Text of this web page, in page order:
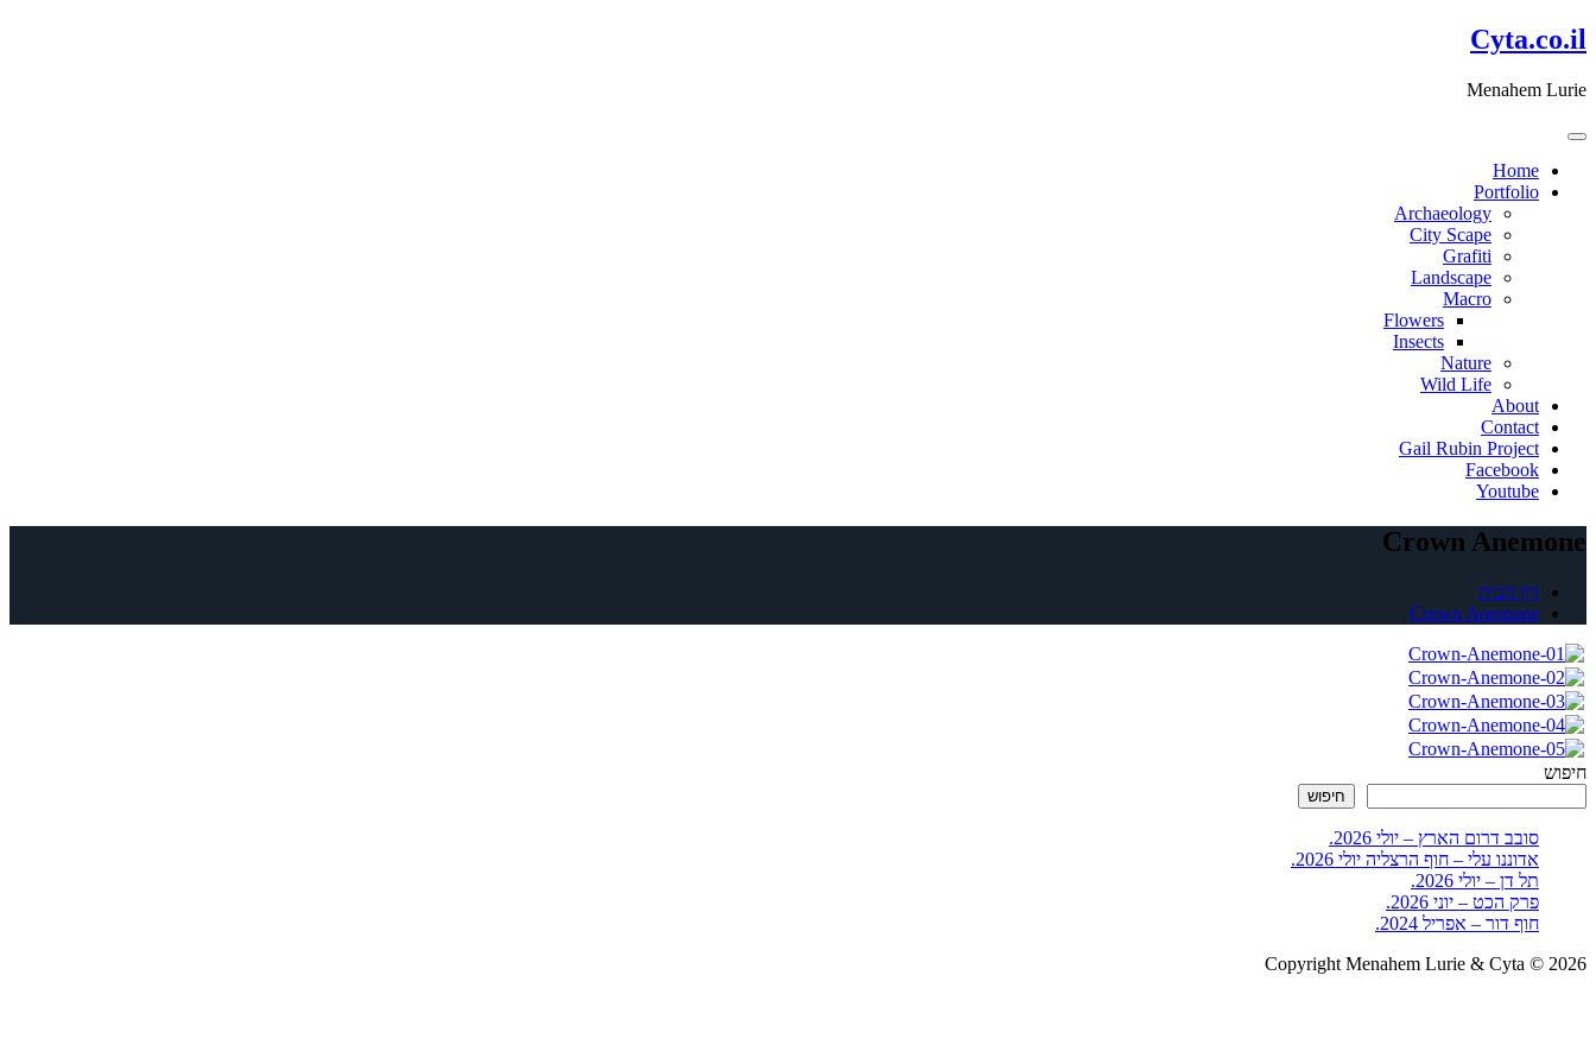
דלג
לתוכן
Cyta.co.il
Menahem Lurie
Home
Portfolio
Archaeology
City Scape
Grafiti
Landscape
Macro
Flowers
Insects
Nature
Wild Life
About
Contact
Gail Rubin Project
Facebook
Youtube
Crown Anemone
דף הבית
Crown Anemone
חיפוש
חיפוש
סובב דרום הארץ – יולי 2026.
אדוננו עלי – חוף הרצליה יולי 2026.
תל דן – יולי 2026.
פרק הכט – יוני 2026.
חוף דור – אפריל 2024.
Copyright Menahem Lurie & Cyta © 2026